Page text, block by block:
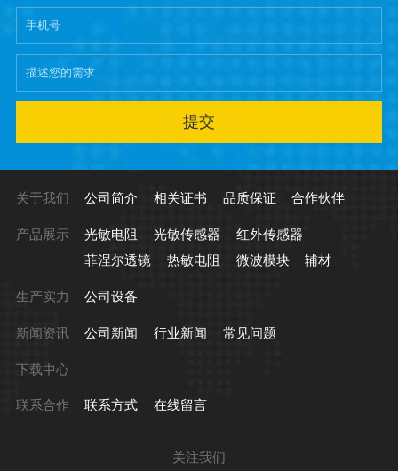
提交
关于我们 公司简介 相关证书 品质保证 合作伙伴
产品展示 光敏电阻 光敏传感器
红外传感器
菲涅尔透镜
热敏电阻 微波模块 辅材
生产实力 公司设备
新闻资讯 公司新闻 行业新闻 常见问题
下载中心
联系合作 联系方式 在线留言
关注我们